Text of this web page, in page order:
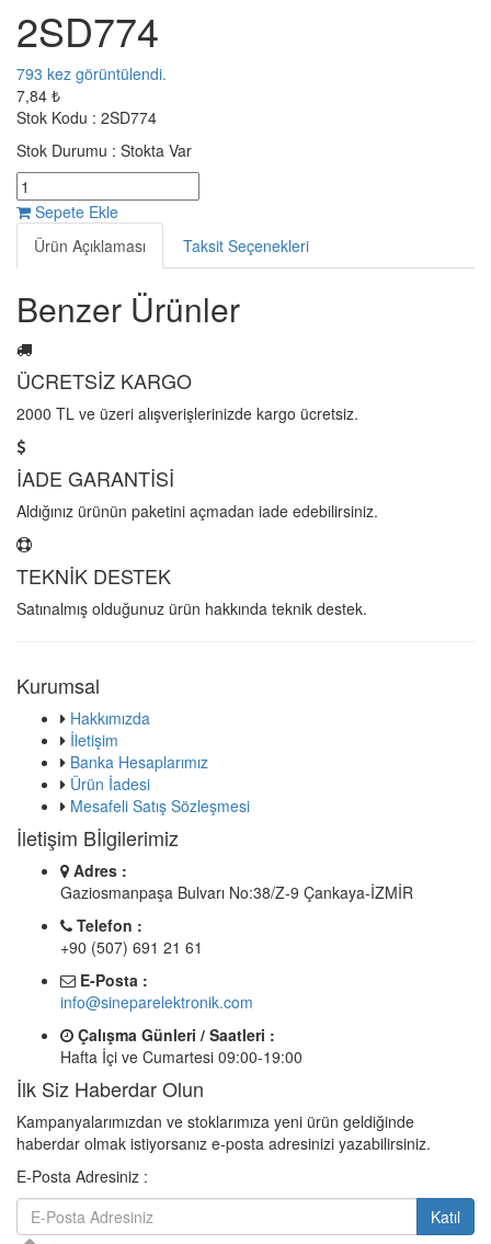
2SD774
793 kez görüntülendi.
7,84 ₺
Stok Kodu : 2SD774
Stok Durumu : Stokta Var
Sepete Ekle
Ürün Açıklaması
Taksit Seçenekleri
Benzer Ürünler
ÜCRETSİZ KARGO
2000 TL ve üzeri alışverişlerinizde kargo ücretsiz.
İADE GARANTİSİ
Aldığınız ürünün paketini açmadan iade edebilirsiniz.
TEKNİK DESTEK
Satınalmış olduğunuz ürün hakkında teknik destek.
Kurumsal
Hakkımızda
İletişim
Banka Hesaplarımız
Ürün İadesi
Mesafeli Satış Sözleşmesi
İletişim Bİlgilerimiz
Adres :
Gaziosmanpaşa Bulvarı No:38/Z-9 Çankaya-İZMİR
Telefon :
+90 (507) 691 21 61
E-Posta :
info@sineparelektronik.com
Çalışma Günleri / Saatleri :
Hafta İçi ve Cumartesi 09:00-19:00
İlk Siz Haberdar Olun
Kampanyalarımızdan ve stoklarımıza yeni ürün geldiğinde
haberdar olmak istiyorsanız e-posta adresinizi yazabilirsiniz.
E-Posta Adresiniz :
Katıl